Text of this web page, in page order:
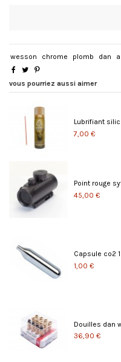
wesson chrome plomb dan
vous pourriez aussi aimer
Lubrifiant
7,00 €
Point rouge
45,00 €
Capsule co2
1,00 €
Douilles dan
36,90 €